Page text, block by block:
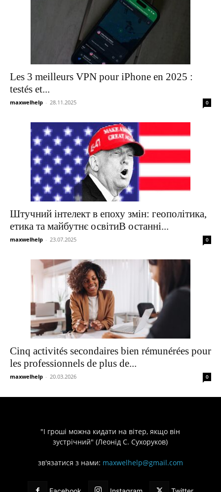
Les 3 meilleurs VPN pour iPhone en 2025 :
testés et...
maxwelhelp - 28.11.2025 0
Штучний інтелект в епоху змін: геополітика,
етика та майбутнє освітиВ останні...
maxwelhelp - 23.07.2025 0
Cinq activités secondaires bien rémunérées pour
les professionnels de plus de...
maxwelhelp - 20.03.2026 0
"І гроші можна кидати на вітер, якщо він
зустрічний" (Леонід С. Сухоруков)
зв'язатися з нами: maxwelhelp@gmail.com